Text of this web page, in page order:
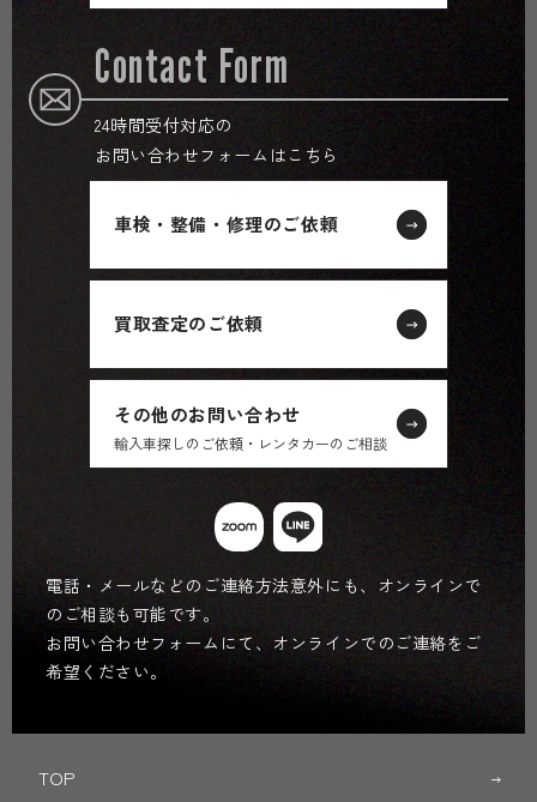
Contact Form
24時間受付対応の
お問い合わせフォームはこちら
車検・整備・修理のご依頼
買取査定のご依頼
その他のお問い合わせ
輸入車探しのご依頼・レンタカーのご相談
電話・メールなどのご連絡方法意外にも、オンラインで
のご相談も可能です。
お問い合わせフォームにて、オンラインでのご連絡をご
希望ください。
TOP